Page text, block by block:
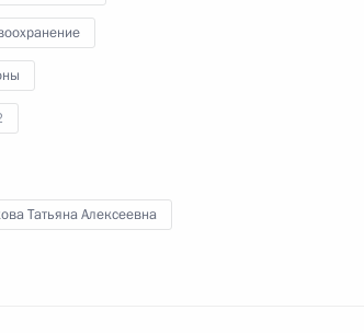
профессиональным
профессиональным
форум
Татьяна Алексеевна